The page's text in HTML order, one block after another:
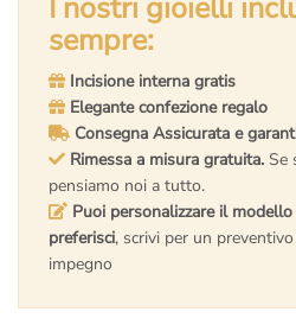
I nostri gioielli
sempre:
Incisione interna gratis
Elegante confezione regalo
Consegna Assicurata e
Rimessa a misura gratuita. Se
pensiamo noi a tutto.
Puoi personalizzare il
preferisci, scrivi per un
impegno